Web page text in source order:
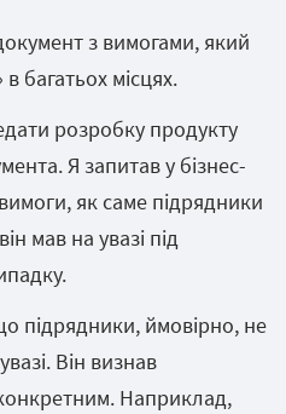
з вимогами, який
багатьох місцях.
розробку продукту
Я запитав у бізнес-
як саме підрядники
мав на увазі під
підрядники, ймовірно, не
Він визнав
Наприклад,